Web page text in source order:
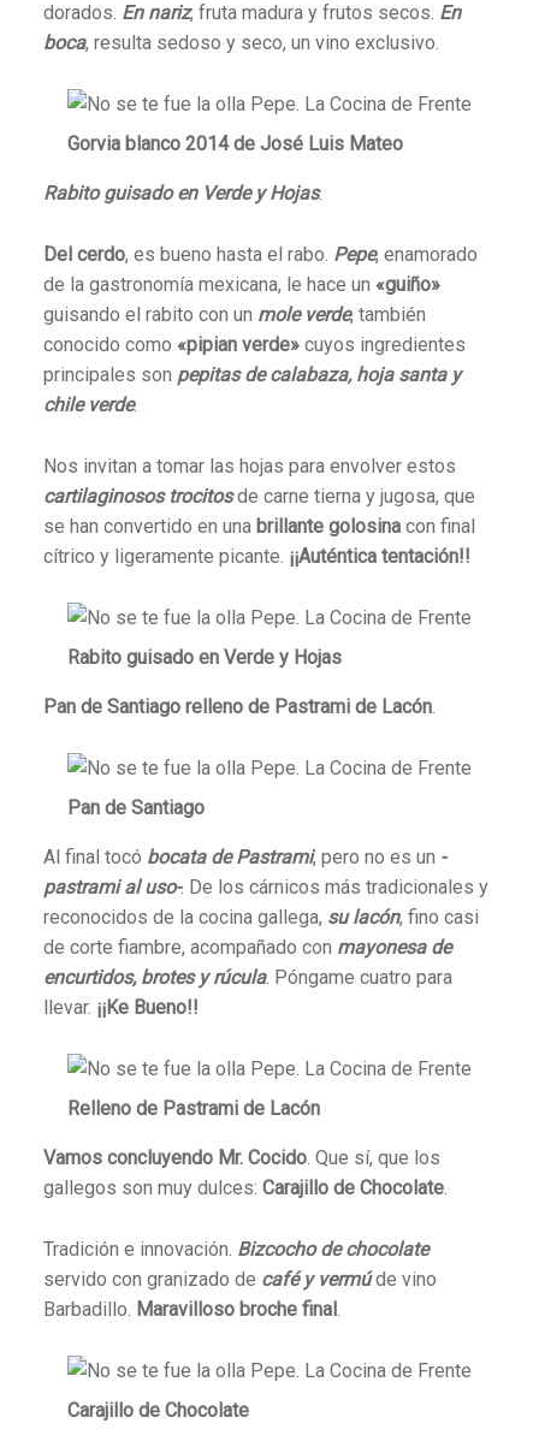
dorados. En nariz, fruta madura y frutos secos. En
boca, resulta sedoso y seco, un vino exclusivo.
Gorvia blanco 2014 de José Luis Mateo
Rabito guisado en Verde y Hojas.
Del cerdo, es bueno hasta el rabo. Pepe, enamorado
de la gastronomía mexicana, le hace un «guiño»
guisando el rabito con un mole verde, también
conocido como «pipian verde»cuyos ingredientes
principales son pepitas de calabaza, hoja santa y
chile verde.
Nos invitan a tomar las hojas para envolver estos
cartilaginosos trocitosde carne tierna y jugosa, que
se han convertido en una brillante golosinacon final
cítrico y ligeramente picante. ¡¡Auténtica tentación!!
Rabito guisado en Verde y Hojas
Pan de Santiago relleno de Pastrami de Lacón.
Pan de Santiago
Al final tocó bocata de Pastrami, pero no es un -
pastrami al uso-. De los cárnicos más tradicionales y
reconocidos de la cocina gallega, su lacón, fino casi
de corte fiambre, acompañado con mayonesa de
encurtidos, brotes y rúcula. Póngame cuatro para
llevar. ¡¡Ke Bueno!!
Relleno de Pastrami de Lacón
Vamos concluyendo Mr. Cocido. Que sí, que los
gallegos son muy dulces: Carajillo de Chocolate.
Tradición e innovación. Bizcocho de chocolate
servido con granizado de café y vermúde vino
Barbadillo. Maravilloso broche final.
Carajillo de Chocolate